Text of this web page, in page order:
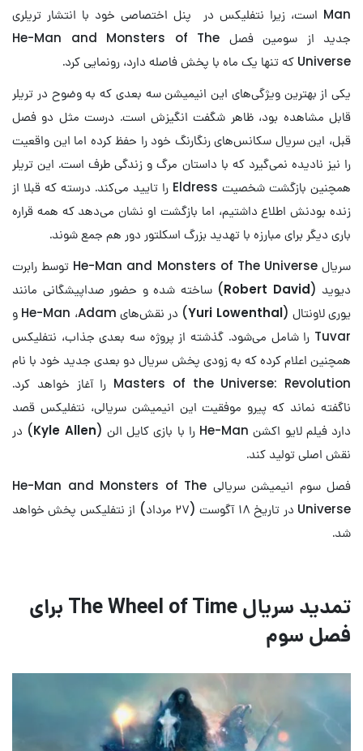
Man است، زیرا نتفلیکس در پنل اختصاصی خود با انتشار تریلری
جدید از سومین فصل He-Man and Monsters of The
Universe که تنها یک ماه با پخش فاصله دارد، رونمایی کرد.
یکی از بهترین ویژگی‌های این انیمیشن سه بعدی که به وضوح در تریلر
قابل مشاهده بود، ظاهر شگفت انگیزش است. درست مثل دو فصل
قبل، این سریال سکانس‌های رنگارنگ خود را حفظ کرده اما این واقعیت
را نیز نادیده نمی‌گیرد که با داستان مرگ و زندگی طرف است. این تریلر
همچنین بازگشت شخصیت Eldress را تایید می‌کند. درسته که قبلا از
زنده بودنش اطلاع داشتیم، اما بازگشت او نشان می‌دهد که همه قراره
باری دیگر برای مبارزه با تهدید بزرگ اسکلتور دور هم جمع شوند.
سریال He-Man and Monsters of The Universe توسط رابرت
دیوید (Robert David) ساخته شده و حضور صداپیشگانی مانند
یوری لاونتال (Yuri Lowenthal
) در نقش‌های He-Man ،Adam و
Tuvar را شامل می‌شود. گذشته از پروژه سه بعدی جذاب، نتفلیکس
همچنین اعلام کرده که به زودی پخش سریال دو بعدی جدید خود با نام
Masters of the Universe: Revolution را آغاز خواهد کرد.
ناگفته نماند که پیرو موفقیت این انیمیشن سریالی، نتفلیکس قصد
دارد فیلم لایو اکشن He-Man را با بازی کایل الن (
Kyle Allen) در
نقش اصلی تولید کند.
فصل سوم انیمیشن سریالی He-Man and Monsters of The
Universe در تاریخ ۱۸ آگوست (۲۷ مرداد) از نتفلیکس پخش خواهد
شد.
تمدید سریال The Wheel of Time برای
فصل سوم